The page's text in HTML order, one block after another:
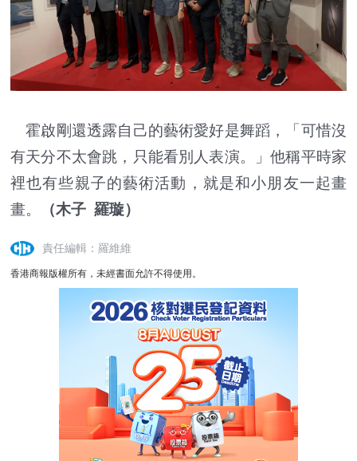
霍啟剛還透露自己的藝術愛好是舞蹈，「可惜沒
有天分不太會跳，只能看別人表演。」他稱平時家
裡也有些親子的藝術活動，就是和小朋友一起畫
畫。
（木子 羅璇）
責任編輯：羅維維
香港商報版權所有，未經書面允許不得使用。